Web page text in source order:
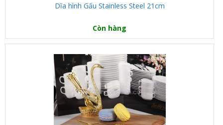
Dĩa hình Gấu Stainless Steel 21cm
Còn hàng